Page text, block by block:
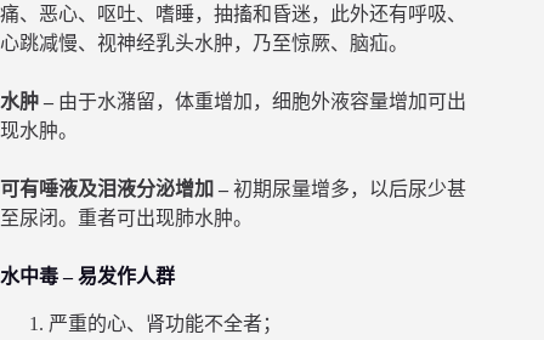
痛、恶心、呕吐、嗜睡，抽搐和昏迷，此外还有呼吸、
心跳减慢、视神经乳头水肿，乃至惊厥、脑疝。
水肿 – 由于水潴留，体重增加，细胞外液容量增加可出
现水肿。
可有唾液及泪液分泌增加 – 初期尿量增多，以后尿少甚
至尿闭。重者可出现肺水肿。
水中毒 – 易发作人群
严重的心、肾功能不全者；